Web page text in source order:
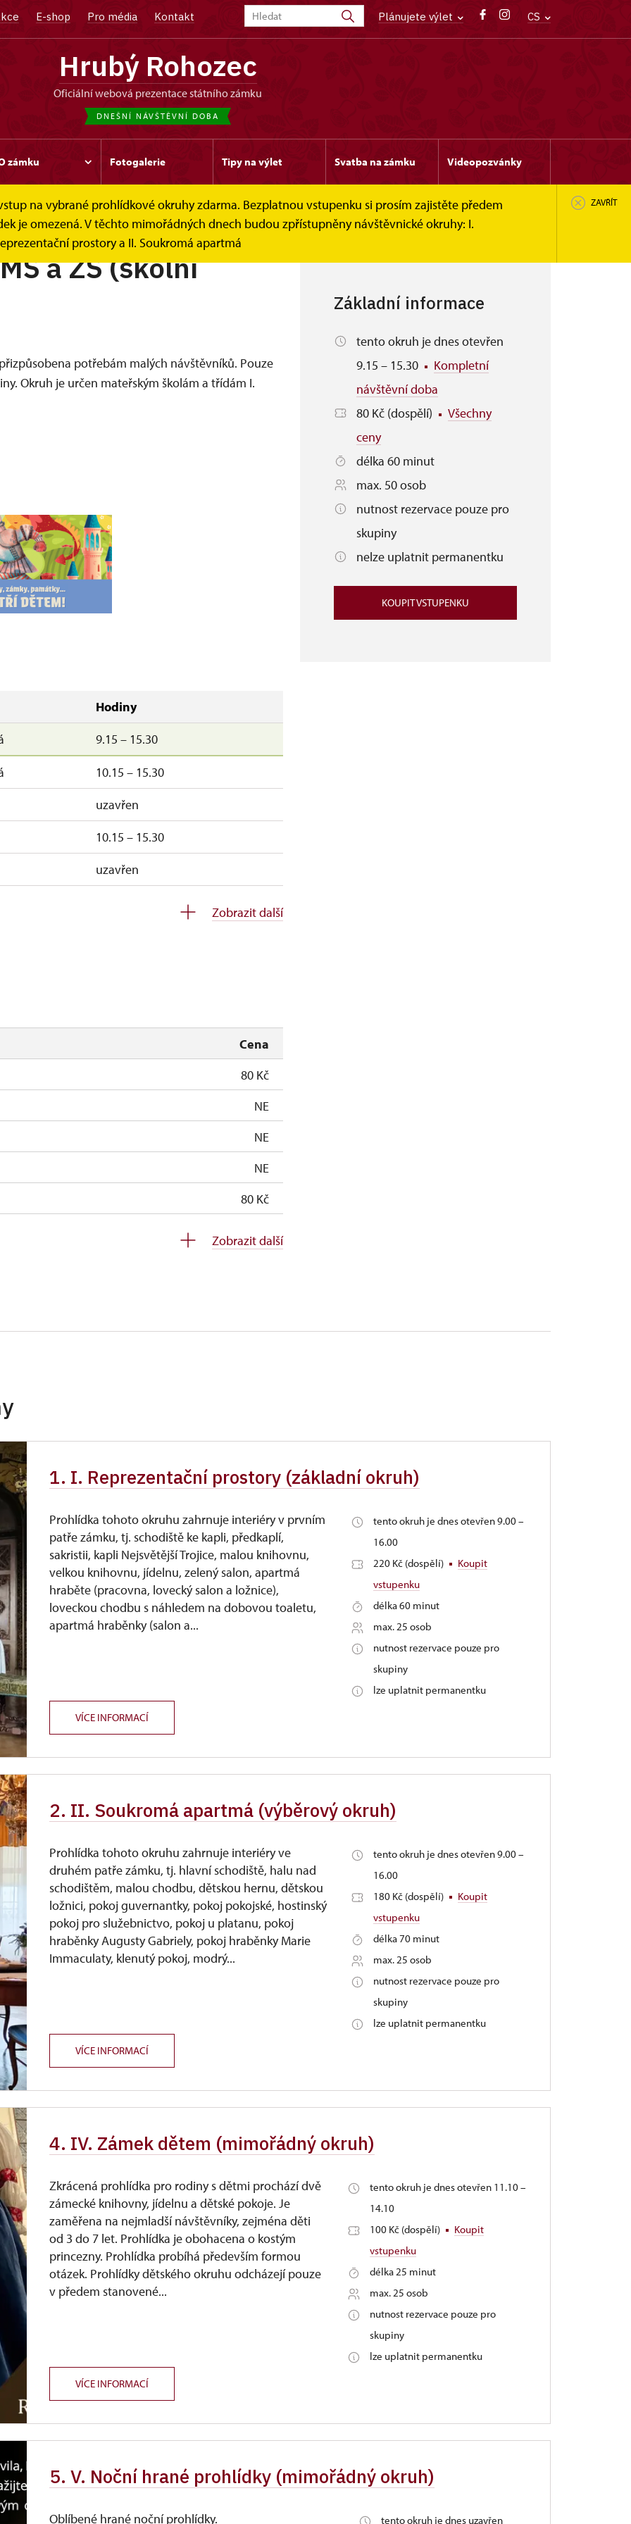
E-shop Pro média Kontakt Plánujete výlet CS
Hrubý Rohozec
oficiální webová prezentace státního zámku
DNEŠNÍ NÁVŠTĚVNÍ DOBA
zámku Fotogalerie Tipy na výlet Svatba na zámku Videopozvánky
na vybrané prohlídkové okruhy zdarma. Bezplatnou vstupenku si prosím zajistěte předem
je omezená. V těchto mimořádných dnech budou zpřístupněny návštěvnické okruhy: I.
prostory a II. Soukromá apartmá
ZAVŘÍT
Prohlídkové okruhy III. Prohlídka pro MŠ a ZŠ (školní...
a ZŠ (školní
potřebám malých návštěvníků. Pouze
Okruh je určen mateřským školám a třídám I.
Hodiny
9.15 – 15.30
10.15 – 15.30
uzavřen
10.15 – 15.30
uzavřen
Zobrazit další
Cena
80 Kč
NE
NE
NE
80 Kč
NE
NE
NE
ANO
Zobrazit další
Základní informace
tento okruh je dnes otevřen
9.15 – 15.30
Kompletní
návštěvní doba
80 Kč (dospělí)
Všechny
ceny
délka 60 minut
max. 50 osob
nutnost rezervace pouze pro
skupiny
nelze uplatnit permanentku
KOUPIT VSTUPENKU
1. I. Reprezentační prostory (základní okruh)
Prohlídka tohoto okruhu zahrnuje interiéry v prvním
patře zámku, tj. schodiště ke kapli, předkaplí,
sakristii, kapli Nejsvětější Trojice, malou knihovnu,
velkou knihovnu, jídelnu, zelený salon, apartmá
hraběte (pracovna, lovecký salon a ložnice),
loveckou chodbu s náhledem na dobovou toaletu,
apartmá hraběnky (salon a...
tento okruh je dnes otevřen 9.00 –
16.00
220 Kč (dospělí)
Koupit
vstupenku
délka 60 minut
max. 25 osob
nutnost rezervace pouze pro
skupiny
lze uplatnit permanentku
VÍCE INFORMACÍ
2. II. Soukromá apartmá (výběrový okruh)
Prohlídka tohoto okruhu zahrnuje interiéry ve
druhém patře zámku, tj. hlavní schodiště, halu nad
schodištěm, malou chodbu, dětskou hernu, dětskou
ložnici, pokoj guvernantky, pokoj pokojské, hostinský
pokoj pro služebnictvo, pokoj u platanu, pokoj
hraběnky Augusty Gabriely, pokoj hraběnky Marie
Immaculaty, klenutý pokoj, modrý...
tento okruh je dnes otevřen 9.00 –
16.00
180 Kč (dospělí)
Koupit
vstupenku
délka 70 minut
max. 25 osob
nutnost rezervace pouze pro
skupiny
lze uplatnit permanentku
VÍCE INFORMACÍ
4. IV. Zámek dětem (mimořádný okruh)
Zkrácená prohlídka pro rodiny s dětmi prochází dvě
zámecké knihovny, jídelnu a dětské pokoje. Je
zaměřena na nejmladší návštěvníky, zejména děti
od 3 do 7 let. Prohlídka je obohacena o kostým
princezny. Prohlídka probíhá především formou
otázek. Prohlídky dětského okruhu odcházejí pouze
v předem stanovené...
tento okruh je dnes otevřen 11.10 –
14.10
100 Kč (dospělí)
Koupit
vstupenku
délka 25 minut
max. 25 osob
nutnost rezervace pouze pro
skupiny
lze uplatnit permanentku
VÍCE INFORMACÍ
5. V. Noční hrané prohlídky (mimořádný okruh)
Oblíbené hrané noční prohlídky. tento okruh je dnes uzavřen